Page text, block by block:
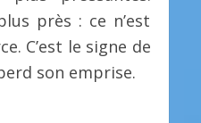
près : ce n’est
C’est le signe de
son emprise.